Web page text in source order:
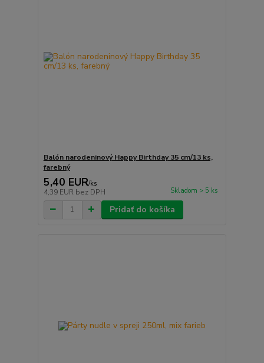
Balón narodeninový Happy Birthday 35 cm/13 ks,
farebný
5,40 EUR/ks
4,39 EUR bez DPH Skladom > 5 ks
Pridať do košíka